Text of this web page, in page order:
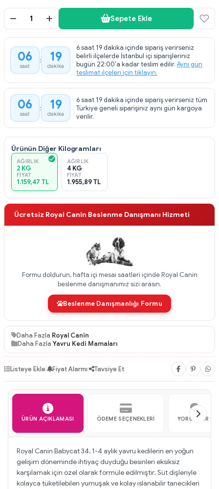
Sepete Ekle
06
saat
19
dakika
6 saat 19 dakika içinde sipariş verirseniz
belirli ilçelerde İstanbul içi siparişleriniz
bugün 22:00'a kadar teslim edilir. Aynı gün
teslimat ilçeleri için tıklayın.
06
saat
19
dakika
6 saat 19 dakika içinde sipariş verirseniz tüm
Türkiye geneli siparişiniz aynı gün kargoya
verilir.
Ürünün Diğer Kilogramları
AĞIRLIK
2 KG
FIYAT
1.159,47 TL
AĞIRLIK
4 KG
FIYAT
1.955,89 TL
Ücretsiz Royal Canin Beslenme Danışmanı Hizmeti
Formu doldurun, hafta içi mesai saatleri içinde Royal Canin
beslenme danışmanımız sizi arasın.
Beslenme Danışmanlığı Formu
Daha Fazla Royal Canin
Daha Fazla Yavru Kedi Mamaları
Listeye Ekle| Fiyat Alarmı| Tavsiye Et
ÜRÜN AÇIKLAMASI ÖDEME SEÇENEKLERI YORUMLAR (1)
Royal Canin Babycat 34, 1-4 aylık yavru kedilerin en yoğun
gelişim döneminde ihtiyaç duyduğu besinleri eksiksiz
karşılamak için özel olarak formüle edilmiştir. Süt dişleriyle
kolayca tüketilebilen yumuşak ve kolay ıslanabilir tanecikleri